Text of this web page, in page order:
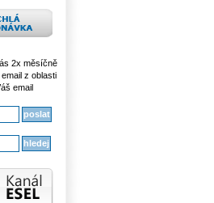
2x měsíčně
z oblasti
email